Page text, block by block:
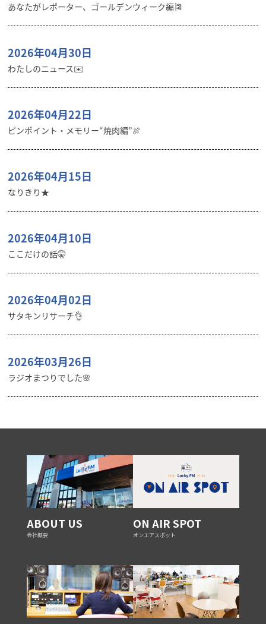
あなたがレポーター、ゴールデンウィーク編🎏
2026年04月30日
わたしのニュース✉️
2026年04月22日
ピンポイント・メモリー“焼肉編”🍖
2026年04月15日
なりきり★
2026年04月10日
ここだけの話🤫
2026年04月02日
サタキンリサーチ👌
2026年03月26日
ラジオまつりでした🌸
ABOUT US
会社概要
ON AIR SPOT
オンエアスポット